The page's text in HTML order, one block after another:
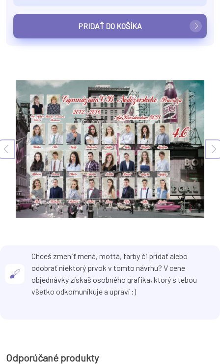
PRIDAŤ DO KOŠÍKA
Chceš zmeniť mená, mottá, farby či pridať alebo
odobrať niektorý prvok v tomto návrhu? V cene
objednávky získaš osobného grafika, ktorý s tebou
všetko odkomunikuje a upraví :)
Odporúčané produkty